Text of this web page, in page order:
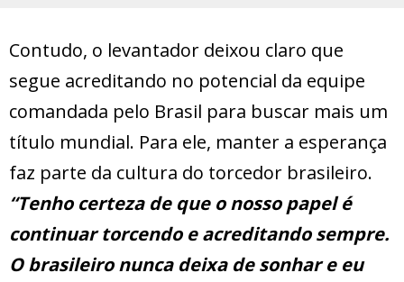
Contudo, o levantador deixou claro que
segue acreditando no potencial da equipe
comandada pelo Brasil para buscar mais um
título mundial. Para ele, manter a esperança
faz parte da cultura do torcedor brasileiro.
“Tenho certeza de que o nosso papel é
continuar torcendo e acreditando sempre.
O brasileiro nunca deixa de sonhar e eu